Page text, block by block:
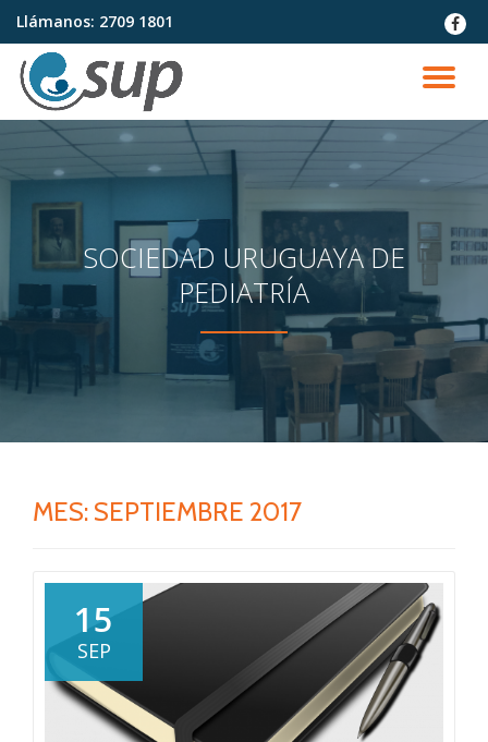
Saltar
contenido
Llámanos: 2709 1801
fa-
SOCIEDAD URUGUAYA DE
PEDIATRÍA
MES: SEPTIEMBRE 2017
15
SEP